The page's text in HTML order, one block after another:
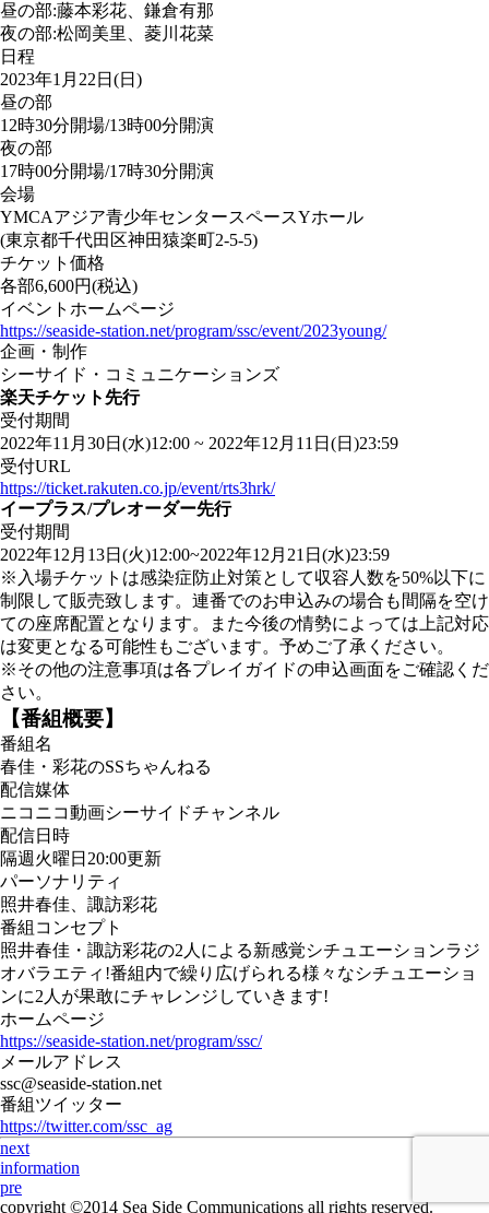
昼の部:藤本彩花、鎌倉有那
夜の部:松岡美里、菱川花菜
日程
2023年1月22日(日)
昼の部
12時30分開場/13時00分開演
夜の部
17時00分開場/17時30分開演
会場
YMCAアジア青少年センタースペースYホール
(東京都千代田区神田猿楽町2-5-5)
チケット価格
各部6,600円(税込)
イベントホームページ
https://seaside-station.net/program/ssc/event/2023young/
企画・制作
シーサイド・コミュニケーションズ
楽天チケット先行
受付期間
2022年11月30日(水)12:00 ~ 2022年12月11日(日)23:59
受付URL
https://ticket.rakuten.co.jp/event/rts3hrk/
イープラス/プレオーダー先行
受付期間
2022年12月13日(火)12:00~2022年12月21日(水)23:59
※入場チケットは感染症防止対策として収容人数を50%以下に
制限して販売致します。連番でのお申込みの場合も間隔を空け
ての座席配置となります。また今後の情勢によっては上記対応
は変更となる可能性もございます。予めご了承ください。
※その他の注意事項は各プレイガイドの申込画面をご確認くだ
さい。
【番組概要】
番組名
春佳・彩花のSSちゃんねる
配信媒体
ニコニコ動画シーサイドチャンネル
配信日時
隔週火曜日20:00更新
パーソナリティ
照井春佳、諏訪彩花
番組コンセプト
照井春佳・諏訪彩花の2人による新感覚シチュエーションラジ
オバラエティ!番組内で繰り広げられる様々なシチュエーショ
ンに2人が果敢にチャレンジしていきます!
ホームページ
https://seaside-station.net/program/ssc/
メールアドレス
ssc@seaside-station.net
番組ツイッター
https://twitter.com/ssc_ag
next
information
pre
copyright ©2014 Sea Side Communications all rights reserved.